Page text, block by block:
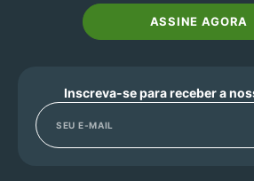
ASSINE AGORA
Inscreva-se para receber a